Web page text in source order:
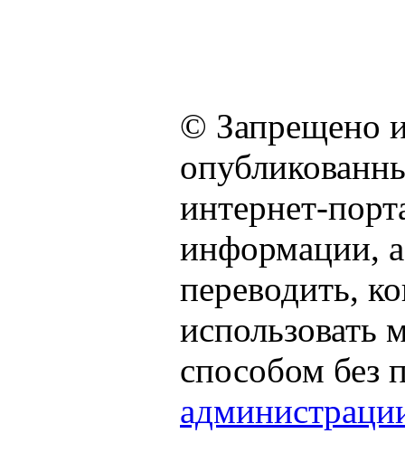
© Запрещено
интернет-
информации, а
переводить,
способом без